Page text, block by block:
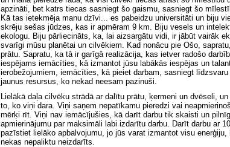
apzināti, bet katrs tiecas sasniegt šo gaismu, sasniegt šo
Kā tas ietekmēja manu dzīvi... es pabeidzu universitāti un biju
skrēju sešas jūdzes, kas ir apmēram 9 km. Biju vesels un
ekologu. Biju pārliecināts, ka, lai aizsargātu vidi, ir jābūt vairāk
svarīgi mūsu planētai un cilvēkiem. Kad nonācu pie Ošo,
prātu. Sapratu, ka tā ir garīgā realizācija, kas ietver radošo
iespējams iemācīties, kā izmantot jūsu labākās iespējas un
ierobežojumiem, iemācīties, kā pieiet darbam, sasniegt
jaunus resursus, ko nekad neesam pazinuši.
Lielākā daļa cilvēku strādā ar dalītu prātu, ķermeni un dvēseli,
to, ko viņi dara. Viņi saņem nepatīkamu pieredzi vai
mērķi rīt. Viņi nav iemācījušies, kā darīt darbu tik skaisti un
apmierinājumu par maksimāli labi izdarītu darbu. Darīt darbu ar
pazīstiet lielāko apbalvojumu, jo jūs varat izmantot visu
nekas nepaliktu neizdarīts.